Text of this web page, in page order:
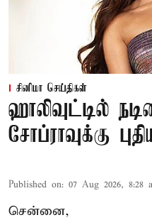
சினிமா செய்திகள்
ஹாலிவுட்டில்
சோப்ராவுக்கு
Published on: 07 Aug 2026, 8:28
சென்னை,